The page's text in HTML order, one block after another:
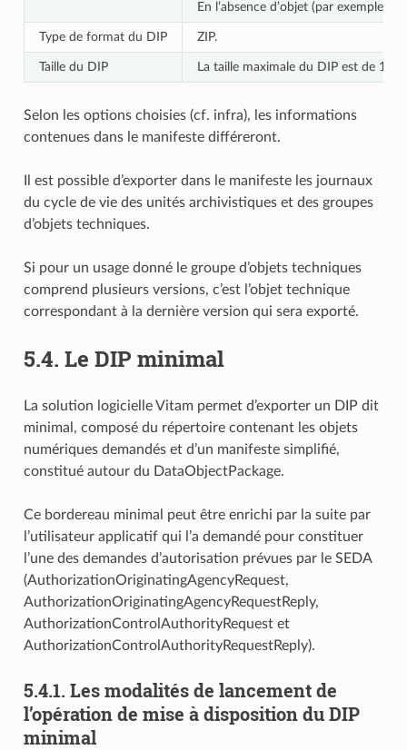
En l’absence d’objet (par exemple
Type de format du DIP ZIP.
Taille du DIP La taille maximale du DIP est de 10
Selon les options choisies (cf. infra), les informations
contenues dans le manifeste différeront.
Il est possible d’exporter dans le manifeste les journaux
du cycle de vie des unités archivistiques et des groupes
d’objets techniques.
Si pour un usage donné le groupe d’objets techniques
comprend plusieurs versions, c’est l’objet technique
correspondant à la dernière version qui sera exporté.
5.4. Le DIP minimal
La solution logicielle Vitam permet d’exporter un DIP dit
minimal, composé du répertoire contenant les objets
numériques demandés et d’un manifeste simplifié,
constitué autour du DataObjectPackage.
Ce bordereau minimal peut être enrichi par la suite par
l’utilisateur applicatif qui l’a demandé pour constituer
l’une des demandes d’autorisation prévues par le SEDA
(AuthorizationOriginatingAgencyRequest,
AuthorizationOriginatingAgencyRequestReply,
AuthorizationControlAuthorityRequest et
AuthorizationControlAuthorityRequestReply).
5.4.1. Les modalités de lancement de
l’opération de mise à disposition du DIP
minimal